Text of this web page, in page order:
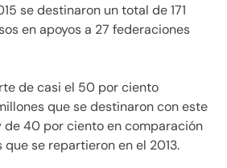
se destinaron un total de 171
en apoyos a 27 federaciones
de casi el 50 por ciento
que se destinaron con este
de 40 por ciento en comparación
se repartieron en el 2013.